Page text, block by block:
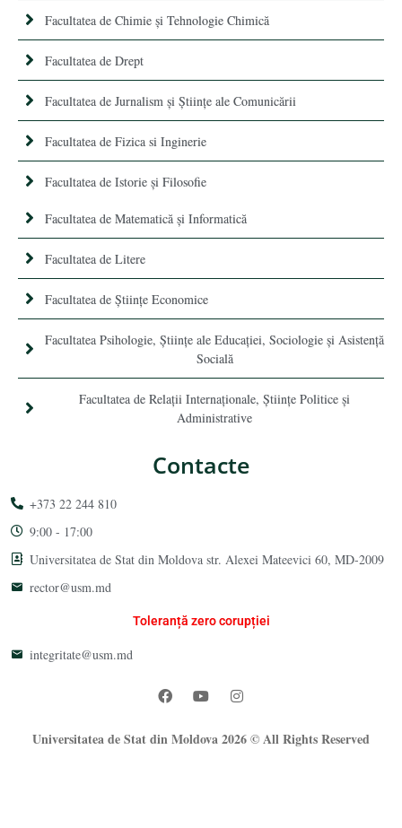
Facultatea de Chimie şi Tehnologie Chimică
Facultatea de Drept
Facultatea de Jurnalism şi Ştiinţe ale Comunicării
Facultatea de Fizica si Inginerie
Facultatea de Istorie şi Filosofie
Facultatea de Matematică şi Informatică
Facultatea de Litere
Facultatea de Științe Economice
Facultatea Psihologie, Ştiinţe ale Educaţiei, Sociologie și Asistență
Socială
Facultatea de Relaţii Internaţionale, Ştiinţe Politice şi
Administrative
Contacte
+373 22 244 810
9:00 - 17:00
Universitatea de Stat din Moldova str. Alexei Mateevici 60, MD-2009
rector@usm.md
Toleranță zero corupției
integritate@usm.md
Universitatea de Stat din Moldova 2026 © All Rights Reserved